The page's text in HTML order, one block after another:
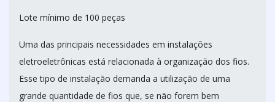
Lote mínimo de 100 peças
Uma das principais necessidades em instalações
eletroeletrônicas está relacionada à organização dos fios.
Esse tipo de instalação demanda a utilização de uma
grande quantidade de fios que, se não forem bem